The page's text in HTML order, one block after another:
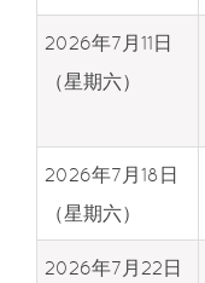
2026年7月11日
（星期六）
2026年7月18日
（星期六）
2026年7月22日